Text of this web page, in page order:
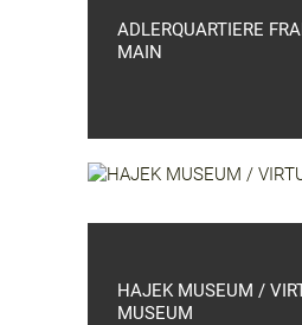
ADLERQUARTIERE
MAIN
HAJEK MUSEUM /
MUSEUM